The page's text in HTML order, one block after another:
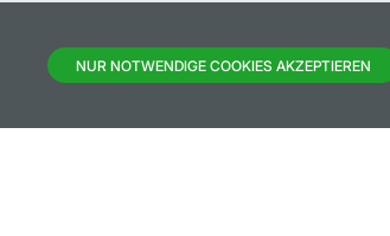
NUR NOTWENDIGE COOKIES AKZEPTIEREN